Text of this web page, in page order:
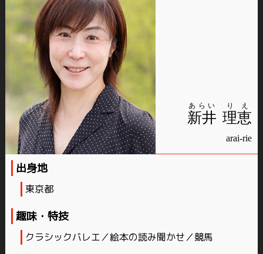
新井
あらい
理恵
りえ
arai-rie
出身地
東京都
趣味・特技
クラシックバレエ／絵本の読み聞かせ／競馬